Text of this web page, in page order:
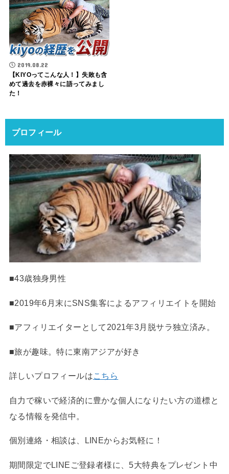
2019.08.22
【KIYOってこんな人！】失敗も含
めて過去を赤裸々に語ってみまし
た！
プロフィール
■43歳独身男性
■2019年6月末にSNS集客によるアフィリエイトを開始
■アフィリエイターとして2021年3月脱サラ独立済み。
■旅が趣味。特に東南アジアが好き
詳しいプロフィールはこちら
自力で稼いで経済的に豊かな個人になりたい方の道標と
なる情報を発信中。
個別連絡・相談は、LINEからお気軽に！
期間限定でLINEご登録者様に、5大特典をプレゼント中